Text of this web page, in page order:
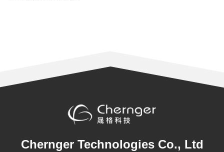
Chernger Technologies Co., Ltd